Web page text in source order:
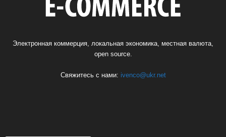
Электронная коммерция, локальная экономика, местная валюта,
open source.
Свяжитесь с нами: ivenco@ukr.net